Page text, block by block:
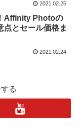
2021.02.25
Affinity Photoの
点とセール価格ま
2021.02.24
る